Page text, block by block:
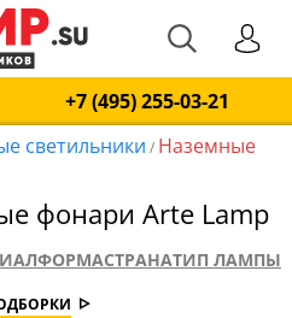
+7 (495) 255-03-21
светильники / Наземные
фонари Arte Lamp
ФОРМАСТРАНАТИП ЛАМПЫ